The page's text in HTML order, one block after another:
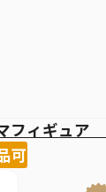
フィギュ
可